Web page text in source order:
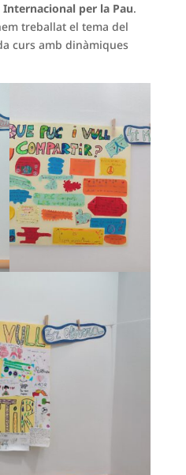
Internacional per la Pau.
treballat el tema del
curs amb dinàmiques